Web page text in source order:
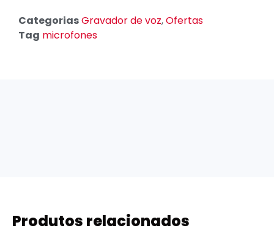
CategoriasGravador de voz,Ofertas
Tag microfones
Produtos relacionados